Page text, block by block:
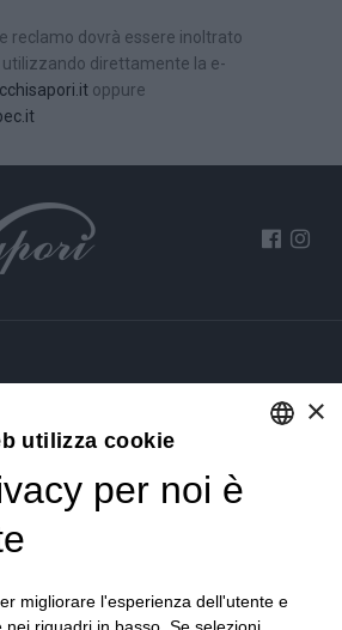
reclamo dovrà essere inoltrato
utilizzando direttamente la e-
oppure
×
utilizza cookie
per noi è
migliorare l'esperienza dell'utente e